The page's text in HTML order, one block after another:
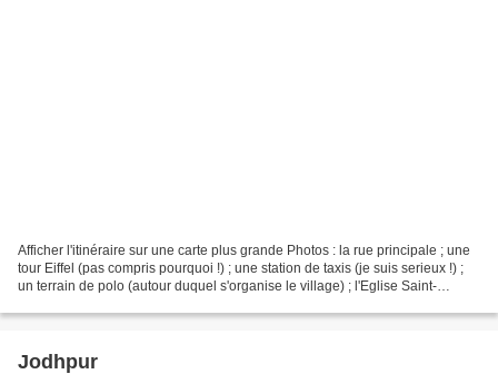
Afficher l'itinéraire sur une carte plus grande Photos : la rue principale ; une
tour Eiffel (pas compris pourquoi !) ; une station de taxis (je suis serieux !) ;
un terrain de polo (autour duquel s'organise le village) ; l'Eglise Saint-
Jodhpur